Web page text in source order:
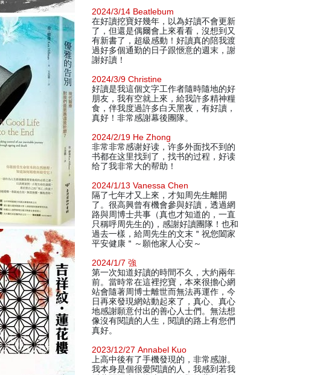
2024/3/14 Beatlebum
在好讀挖寶好幾年，以為好讀不會更新
了，但還是偶爾會上來看看，沒想到又
有新書了，超級感動！好讀真的陪我渡
過好多個通勤的日子跟愜意的週末，謝
謝好讀！
2024/3/9 Christine
好讀是我這個文字工作者隨時隨地的好
朋友，我有空就上來，給我許多精神糧
食，伴我度過許多白天黑夜，有好讀，
真好！非常感謝幕後團隊。
2024/2/19 He Zhong
非常非常感谢好读，许多外面找不到的
书都在这里找到了，找书的过程，好读
给了我非常大的帮助！
2024/1/13 Vanessa Chen
隔了七年才又上來，才知周先生離開
了。很高興曾有機會參與好讀，透過網
路與周博士共事（真也才知道的，一直
只稱呼周先生的)，感謝好讀團隊！也和
過去一樣，給周先生的文末＂祝您闔家
平安健康＂～願他家人心安～
2024/1/7 強
第一次知道好讀的時間不久，大約兩年
前。當時常在這裡挖寶，本來很擔心網
站會隨著周博士離世而無法再運作，今
日再來發現網站動起來了，真心、真心
地感謝願意付出的善心人士們。無法想
像沒有閱讀的人生，閱讀的路上有您們
真好。
2023/12/27 Annabel Kuo
上高中後有了手機發現的，非常感謝。
我本身是個很愛閱讀的人，我感到若我